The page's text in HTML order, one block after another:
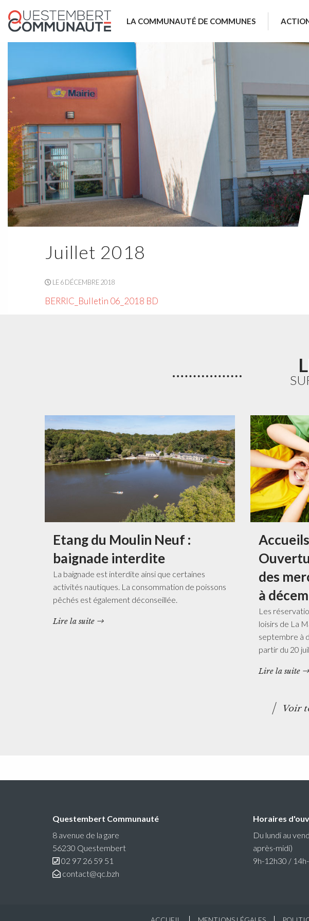
LA COMMUNAUTÉ DE COMMUNES
Juillet 2018
LE 6 DÉCEMBRE 2018
BERRIC_Bulletin 06_2018 BD
Etang du Moulin Neuf :
baignade interdite
La baignade est interdite ainsi que certaines
activités nautiques. La consommation de poissons
pêchés est également déconseillée.
Lire la suite
des
à
Les
loisirs de La
septembre à
partir du 20
Lire la suite
Voir
Questembert Communauté
8 avenue de la gare
56230 Questembert
02 97 26 59 51
contact@qc.bzh
Horaires
Du lundi au
après-midi)
9h-12h30 /